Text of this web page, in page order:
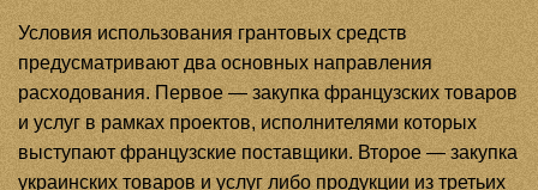
Условия использования грантовых средств
предусматривают два основных направления
расходования. Первое — закупка французских товаров
и услуг в рамках проектов, исполнителями которых
выступают французские поставщики. Второе — закупка
украинских товаров и услуг либо продукции из третьих